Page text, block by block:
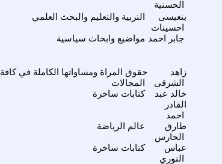
الحسنية
التربية والتعليم والبحث العلمي
بنعيسى
احسينات
مواضيع وابحاث سياسية جابر احمد
حقوق المراة ومساواتها الكاملة في كافة
المجالات
زاهد
الشرقى
كتابات ساخرة
خالد عبد
القادر
احمد
عالم الرياضة
طارق
الحارس
كتابات ساخرة
عباس
النوري